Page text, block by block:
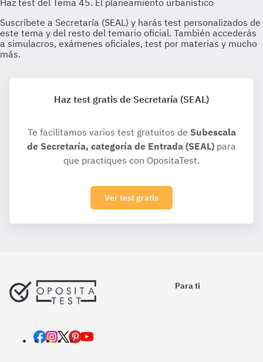
Haz test gratis de Secretaría (SEAL)
Te facilitamos varios test gratuitos de Subescala
de Secretaría, categoría de Entrada (SEAL) para
que practiques con OpositaTest.
Ver test gratis
Para ti